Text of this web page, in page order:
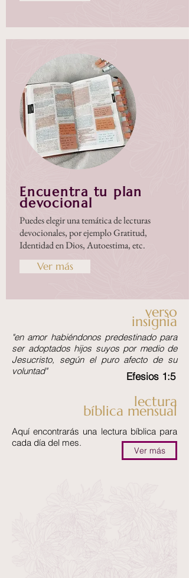
Encuentra tu plan
devocional
Puedes elegir una temática de lecturas
devocionales, por ejemplo Gratitud,
Identidad en Dios, Autoestima, etc.
Ver más
verso
insignia
"en amor habiéndonos predestinado para
ser adoptados hijos suyos por medio de
Jesucristo, según el puro afecto de su
voluntad"
Efesios 1:5
lectura
bíblica mensual
Ver más
Aquí encontrarás una lectura bíblica para
cada día del mes.